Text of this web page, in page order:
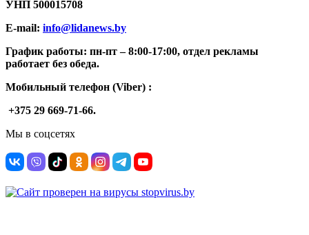
УНП 500015708
E-mail: info@lidanews.by
График работы: пн-пт –8:00-17:00, отдел рекламы
работает без обеда.
Мобильный телефон (Viber) :
+375 29 669-71-66.
Мы в соцсетях